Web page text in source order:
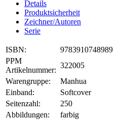
Details
Produktsicherheit
Zeichner/Autoren
Serie
ISBN:
9783910748989
PPM
Artikelnummer:
322005
Warengruppe:
Manhua
Einband:
Softcover
Seitenzahl:
250
Abbildungen:
farbig